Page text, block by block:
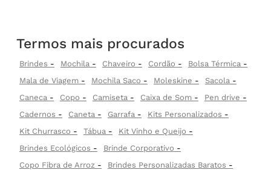
Termos mais procurados
Brindes Mochila Chaveiro Cordão
Bolsa Térmica
Mala de Viagem
Mochila Saco Moleskine
Sacola
Caneca
Copo Camiseta Caixa de Som
Pen drive
Cadernos
Caneta Garrafa
Kits Personalizados
Kit Churrasco
Tábua
Kit Vinho e Queijo
Brindes Ecológicos
Brinde Corporativo
Copo Fibra de Arroz
Brindes Personalizadas Baratos